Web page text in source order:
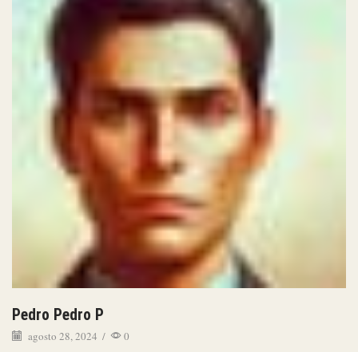
Pedro Pedro P
agosto 28, 2024 / 0